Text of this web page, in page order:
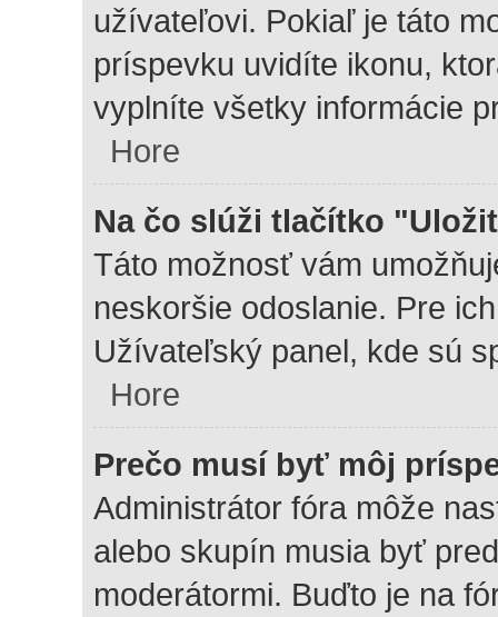
užívateľovi. Pokiaľ je táto
príspevku uvidíte ikonu,
vyplníte všetky informácie
Hore
Na čo slúži tlačítko
Táto možnosť vám
neskoršie odoslanie. Pre
Užívateľský panel, kde sú
Hore
Prečo musí byť môj
Administrátor fóra môže
alebo skupín musia byť
moderátormi. Buďto je na